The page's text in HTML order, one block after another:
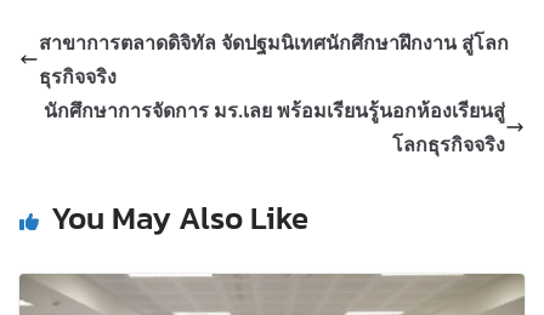
สาขาการตลาดดิจิทัล จัดปฐมนิเทศนักศึกษาฝึกงาน สู่โลก
ธุรกิจจริง
นักศึกษาการจัดการ มร.เลย พร้อมเรียนรู้นอกห้องเรียนสู่
โลกธุรกิจจริง
You May Also Like